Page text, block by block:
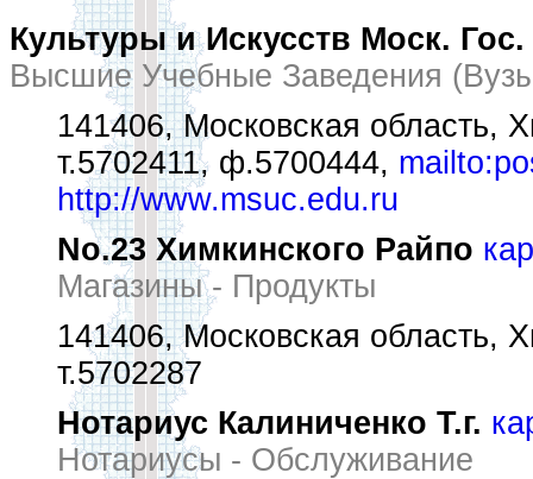
Культуры и Искусств Моск. Гос.
Высшие Учебные Заведения
141406, Московская область,
т.5702411, ф.5700444,
http://www.msuc.edu.ru
No.23 Химкинского Райпо
Магазины - Продукты
141406, Московская область,
т.5702287
Нотариус Калиниченко Т.г.
Нотариусы - Обслуживание